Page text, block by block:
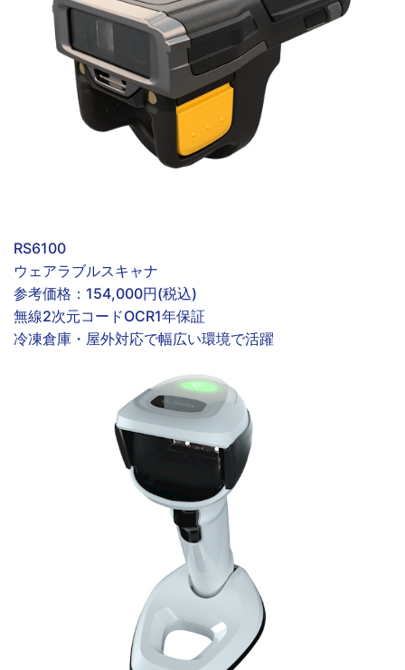
RS6100
ウェアラブルスキャナ
参考価格： 154,000円(税込)
無線2次元コードOCR1年保証
冷凍倉庫・屋外対応で幅広い環境で活躍